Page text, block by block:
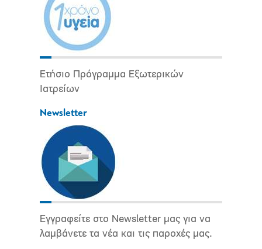
Ετήσιο Πρόγραμμα Εξωτερικών
Ιατρείων
Newsletter
Εγγραφείτε στο Newsletter μας για να
λαμβάνετε τα νέα και τις παροχές μας.